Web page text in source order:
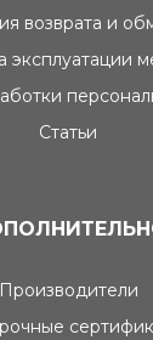
возврата и
эксплуатации
Статьи
Производители